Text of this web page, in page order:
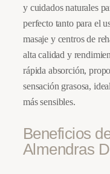
y cuidados naturales
perfecto tanto para el
masaje y centros de
alta calidad y
rápida absorción,
sensación grasosa,
más sensibles.
Beneficios
Almendras